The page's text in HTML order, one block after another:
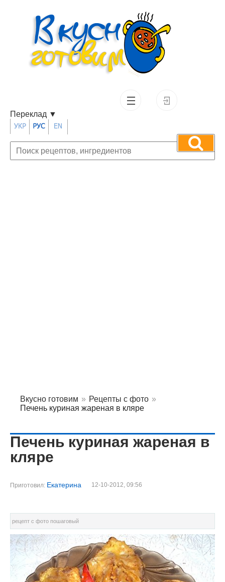
Переклад ▼
Вкусно готовим » Рецепты с фото »
Печень куриная жареная в кляре
Печень куриная жареная в
кляре
Приготовил: Екатерина 12-10-2012, 09:56
рецепт с фото пошаговый